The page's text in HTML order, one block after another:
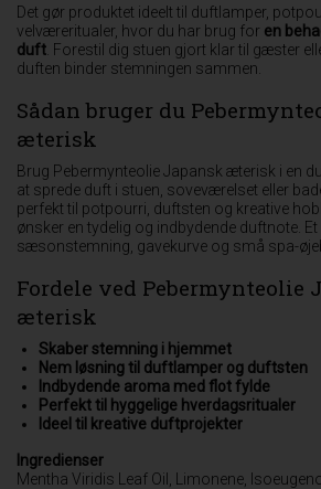
Det gør produktet ideelt til duftlamper,
velværeritualer, hvor du har brug for en
duft . Forestil dig stuen gjort klar til gæster
duften binder stemningen sammen.
Sådan bruger du
æterisk
Brug Pebermynteolie Japansk æterisk i en
at sprede duft i stuen, soveværelset eller
perfekt til potpourri, duftsten og kreative
ønsker en tydelig og indbydende duftnote. Et
sæsonstemning, gavekurve og små spa-
Fordele ved Pebermynteolie
æterisk
Skaber stemning i hjemmet
Nem løsning til duftlamper og duftsten
Indbydende aroma med flot fylde
Perfekt til hyggelige hverdagsritualer
Ideel til kreative duftprojekter
Ingredienser
Mentha Viridis Leaf Oil, Limonene,